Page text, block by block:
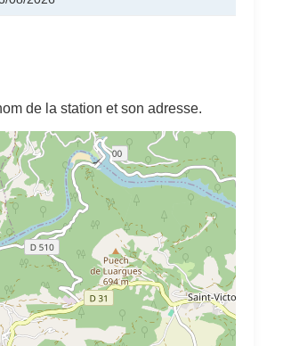
de la station et son adresse.